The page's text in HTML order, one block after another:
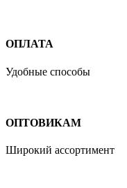
ОПЛАТА
Удобные способы
ОПТОВИКАМ
Широкий ассортимент